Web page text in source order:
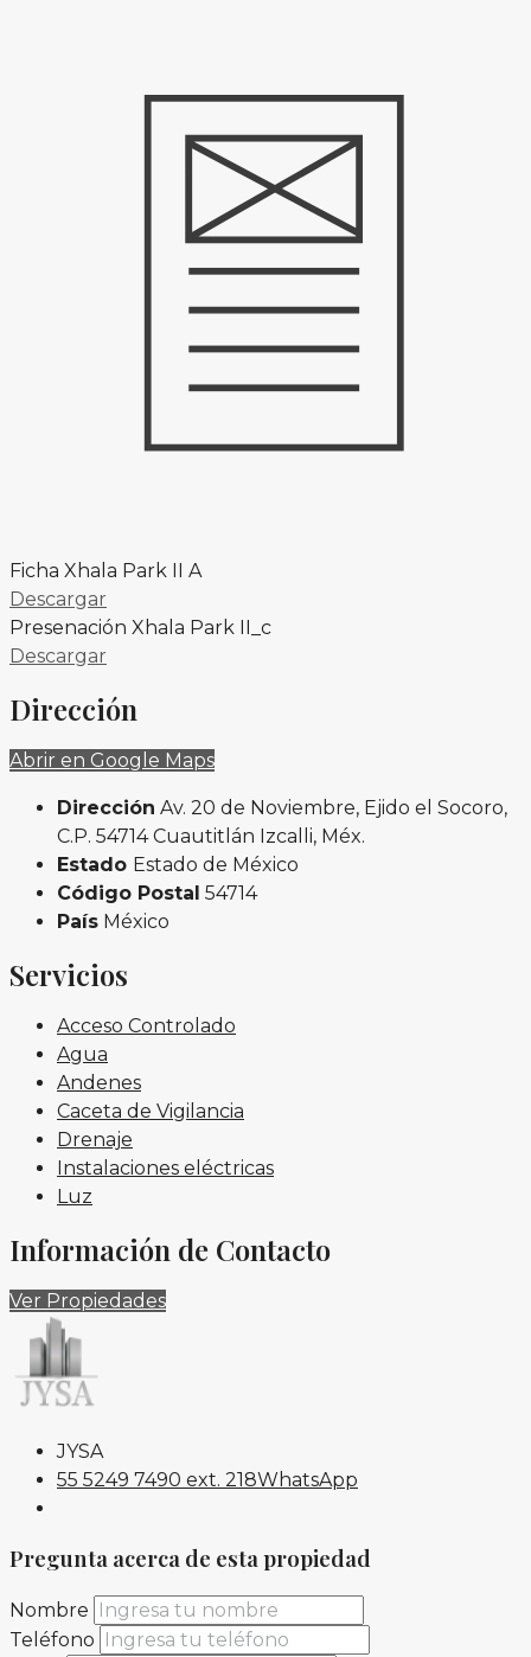
Ficha Xhala Park II A
Descargar
Presenación Xhala Park II_c
Descargar
Dirección
Abrir en Google Maps
Dirección Av. 20 de Noviembre, Ejido el Socoro,
C.P. 54714 Cuautitlán Izcalli, Méx.
Estado Estado de México
Código Postal 54714
País México
Servicios
Acceso Controlado
Agua
Andenes
Caceta de Vigilancia
Drenaje
Instalaciones eléctricas
Luz
Información de Contacto
Ver Propiedades
JYSA
55 5249 7490 ext. 218WhatsApp
Pregunta acerca de esta propiedad
Nombre
Teléfono